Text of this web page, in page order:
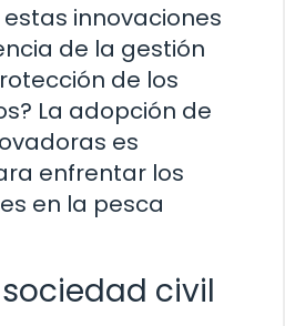
innovaciones
de la gestión
de los
La adopción de
es
enfrentar los
en la pesca
civil